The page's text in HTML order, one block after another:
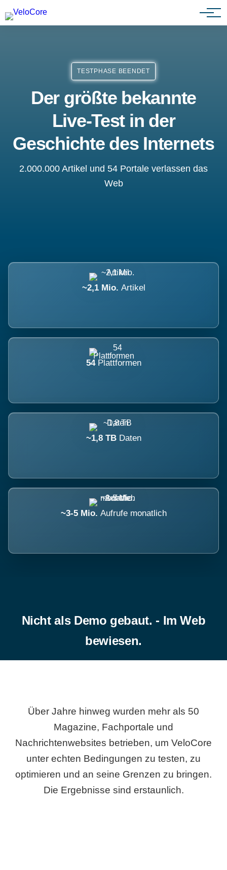
Agenturen & Webdesigner
TESTPHASE BEENDET
Der größte bekannte
Live-Test in der
Geschichte des Internets
2.000.000 Artikel und 54 Portale verlassen das
Web
~2,1 Mio. Artikel
54 Plattformen
~1,8 TB Daten
~3-5 Mio. Aufrufe monatlich
Nicht als Demo gebaut. - Im Web
bewiesen.
Über Jahre hinweg wurden mehr als 50
Magazine, Fachportale und
Nachrichtenwebsites betrieben, um VeloCore
unter echten Bedingungen zu testen, zu
optimieren und an seine Grenzen zu bringen.
Die Ergebnisse sind erstaunlich.